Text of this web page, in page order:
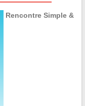
Rencontre Simple &